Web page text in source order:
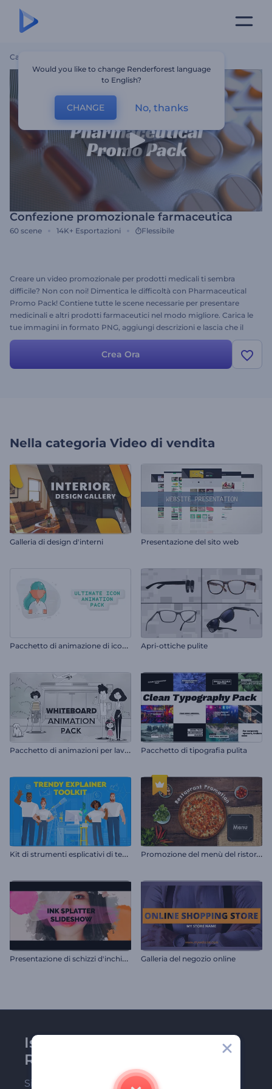
Casa
Confezione promozionale farmaceutica
60 scene 14K+ Esportazioni Flessibile
Creare un video promozionale per prodotti medicali ti sembra
difficile? Non con noi! Dimentica le difficoltà con Pharmaceutical
Promo Pack! Contiene tutte le scene necessarie per presentare
medicinali e altri prodotti farmaceutici nel modo migliore. Carica le
tue immagini in formato PNG, aggiungi descrizioni e lascia che il
video professionale metta in risalto i vantaggi dei tuoi prodotti!
Crea subito il tuo video promozionale unico, è gratis!
Crea Ora
Nella categoria Video di vendita
Galleria di design d'interni Presentazione del sito web
P
acchetto di animazione di icone definitivo Apri-ottiche pulite
P
acchetto di animazioni per lavagna bianca Pacchetto di tipografia pulita
K
it di strumenti esplicativi di tendenza P
romozione del menù del ristorante
P
resentazione di schizzi d'inchiostro Galleria del negozio online
Iscriviti alla newsletter di
Renderforest
Sii tra i primi a ricevere le nostre ultime
Would you like to change Renderforest language
to English?
CHANGE No, thanks